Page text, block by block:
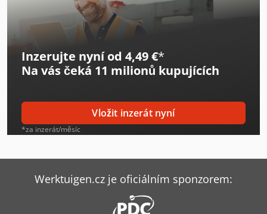
Galdabini Quasar 1200
Gildemeister Ctx 200
Graule Zs 200
Homag Drillteq V-200
Laska Me 2000
Mazak Hqr-200Msy
Inzerujte nyní od 4,49 €*
Na vás čeká 11 milionů kupujících
Vložit inzerát nyní
*za inzerát/měsíc
Werktuigen.cz je oficiálním sponzorem: